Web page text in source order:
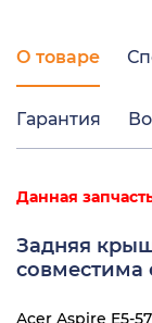
О товаре
Гарантия
Данная
Задняя
совместима
Acer Aspire E5-